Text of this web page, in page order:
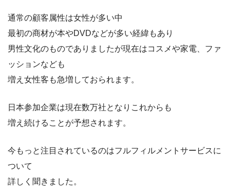
通常の顧客属性は女性が多い中
最初の商材が本やDVDなどが多い経緯もあり
男性文化のものでありましたが現在はコスメや家電、ファ
ッションなども
増え女性客も急増しておられます。
日本参加企業は現在数万社となりこれからも
増え続けることが予想されます。
今もっと注目されているのはフルフィルメントサービスに
ついて
詳しく聞きました。